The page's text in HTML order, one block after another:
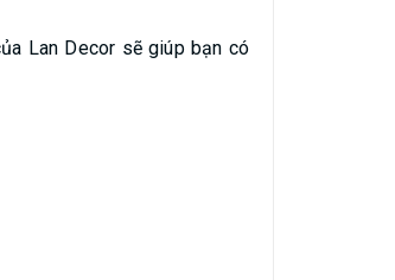
Lan Decor sẽ giúp bạn có